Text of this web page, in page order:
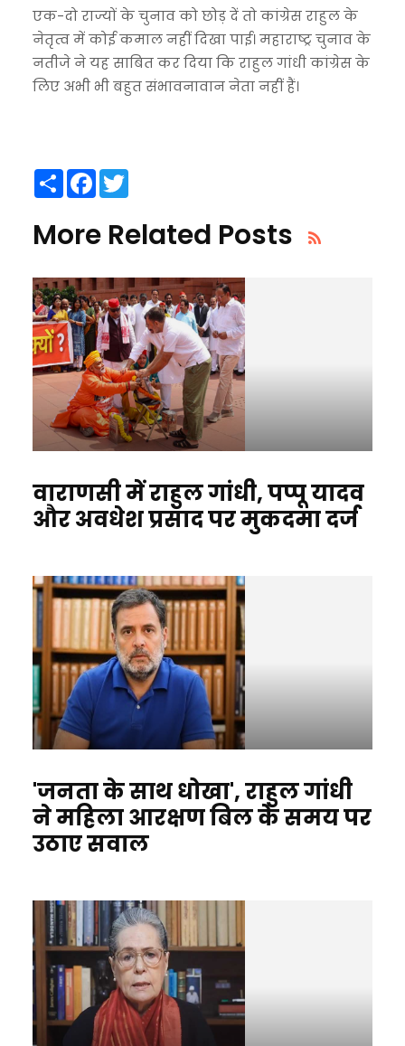
एक-दो राज्यों के चुनाव को छोड़ दें तो कांग्रेस राहुल के
नेतृत्व में कोई कमाल नहीं दिखा पाई। महाराष्ट्र चुनाव के
नतीजे ने यह साबित कर दिया कि राहुल गांधी कांग्रेस के
लिए अभी भी बहुत संभावनावान नेता नहीं हैं।
ShareFacebook
Twitter
More Related Posts
वाराणसी में राहुल गांधी, पप्‍पू यादव
और अवधेश प्रसाद पर मुकदमा दर्ज
'जनता के साथ धोखा', राहुल गांधी
ने महिला आरक्षण बिल के समय पर
उठाए सवाल